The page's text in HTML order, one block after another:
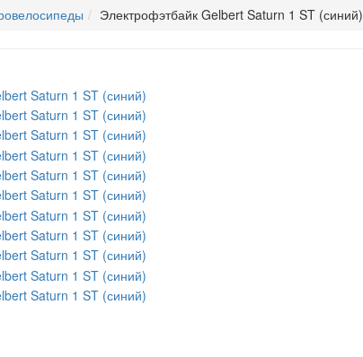
Электрофэтбайк Gelbert Saturn 1 ST (синий)